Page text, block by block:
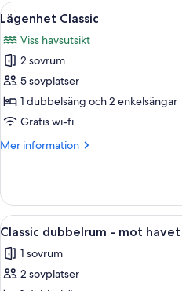
mot
havet
Öppna
alla
foton
för
Lägenhet
Classic
5
Lägenhet Classic
Viss havsutsikt
2 sovrum
5 sovplatser
1 dubbelsäng och 2 enkelsängar
Gratis wi-fi
Mer information
Mer
Classic
Öppna
alla
foton
för
3
Classic dubbelrum - mot havet
1 sovrum
2 sovplatser